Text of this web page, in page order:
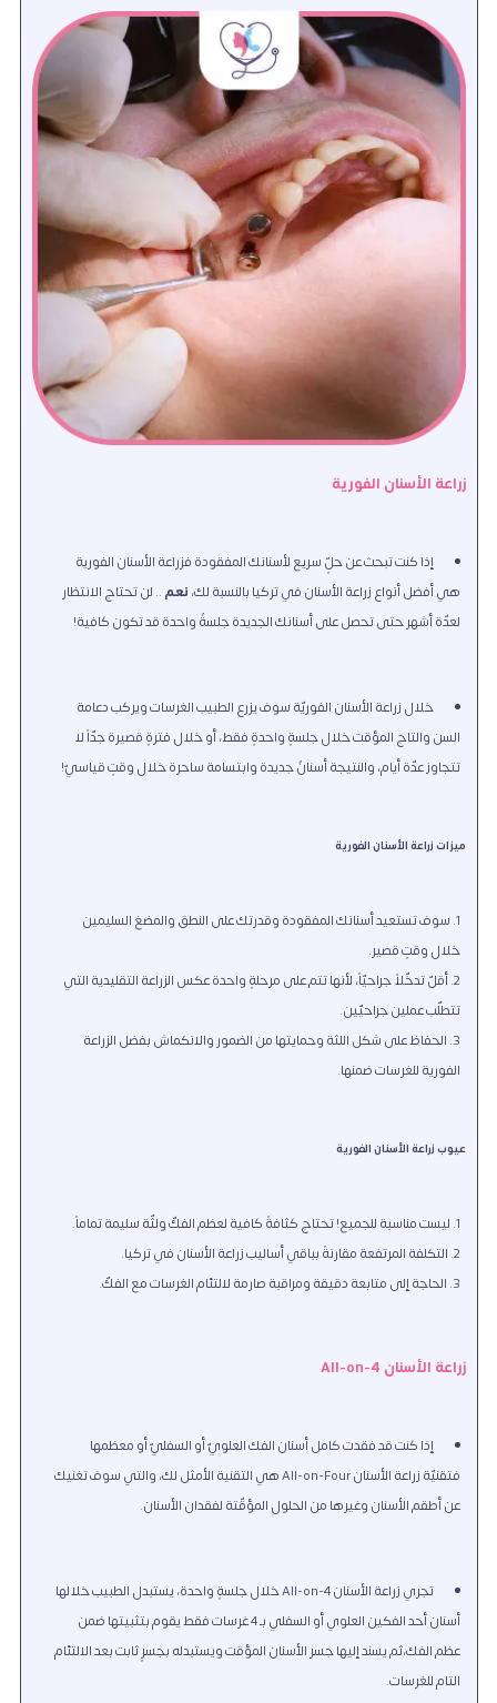
زراعة الأسنان الفورية
إذا كنت تبحث عن حلٍّ سريع لأسنانك المفقودة فزراعة الأسنان الفورية
هي أفضل أنواع زراعة الأسنان في تركيا بالنسبة لك،نعم.. لن تحتاج الانتظار
لعدّة أشهر حتى تحصل على أسنانك الجديدة جلسةٌ واحدة قد تكون كافية!
خلال زراعة الأسنان الفوريّة سوف يزرع الطبيب الغرسات ويركب دعامة
السن والتاج المؤقت خلال جلسةٍ واحدةٍ فقط، أو خلال فترةٍ قصيرة جدّاً لا
تتجاوز عدّة أيام، والنتيجة أسنانٌ جديدة وابتسامة ساحرة خلال وقتٍ قياسيّ!
ميزات زراعة الأسنان الفورية
سوف تستعيد أسنانك المفقودة وقدرتك على النطق والمضغ السليمين
خلال وقتٍ قصير.
أقلّ تدخّلاً جراحيّاً، لأنها تتم على مرحلةٍ واحدة عكس الزراعة التقليدية التي
تتطلّب عملين جراحيّين.
الحفاظ على شكل اللثة وحمايتها من الضمور والانكماش بفضل الزراعة
الفورية للغرسات ضمنها.
عيوب زراعة الأسنان الفورية
ليست مناسبة للجميع! تحتاج كثافةً كافية لعظم الفكّ ولثّة سليمة تماماً.
التكلفة المرتفعة مقارنةً بباقي أساليب زراعة الأسنان في تركيا.
الحاجة إلى متابعة دقيقة ومراقبة صارمة لالتئام الغرسات مع الفكّ.
زراعة الأسنان All-on-4
إذا كنت قد فقدت كامل أسنان الفك العلويّ أو السفليّ أو معظمها
فتقنيّة زراعة الأسنان All-on-Four هي التقنية الأمثل لك
، والتي سوف تغنيك
عن أطقم الأسنان وغيرها من الحلول المؤقّتة لفقدان الأسنان.
تجري زراعة الأسنان All-on-4 خلال جلسةٍ واحدة
، يستبدل الطبيب خلالها
أسنان أحد الفكين العلوي أو السفلي بـ 4 غرسات فقط يقوم بتثبيتها ضمن
عظم الفك،ثم يسند إليها جسر الأسنان المؤقت ويستبدله بجسرٍ ثابت بعد الالتئام
التام للغرسات.